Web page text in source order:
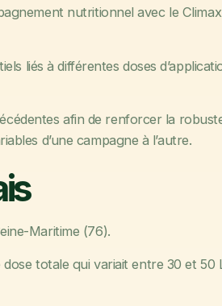
nutritionnel avec le
liés à différentes doses
afin de renforcer la
d’une campagne à l’autre.
Maritime (76).
totale qui variait entre 30 et 50